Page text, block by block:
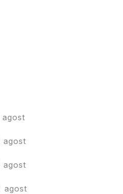
agost
agost
agost
agost